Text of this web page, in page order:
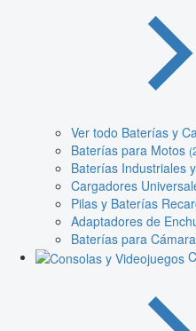
Ver todo Baterías y
Baterías para Motos
Baterías Industriales
Cargadores
Pilas y Baterías
Adaptadores de
Baterías para